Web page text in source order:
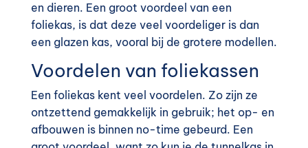
en dieren. Een groot voordeel van een
foliekas, is dat deze veel voordeliger is dan
een glazen kas, vooral bij de grotere modellen.
Voordelen van foliekassen
Een foliekas kent veel voordelen. Zo zijn ze
ontzettend gemakkelijk in gebruik; het op- en
afbouwen is binnen no-time gebeurd. Een